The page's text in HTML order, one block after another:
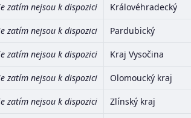
zatím nejsou k dispozici Královéhradecký
zatím nejsou k dispozici Pardubický
zatím nejsou k dispozici Kraj Vysočina
zatím nejsou k dispozici Olomoucký kraj
zatím nejsou k dispozici Zlínský kraj